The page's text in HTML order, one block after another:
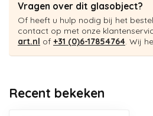
Vragen over dit glasobject?
Of heeft u hulp nodig bij het
contact op met onze
art.nl of +31 (0)6-17854764. Wij
Recent bekeken